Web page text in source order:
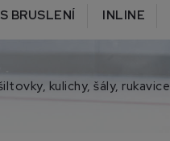
BRUSLENÍ INLINE
kulichy, šály, rukavice